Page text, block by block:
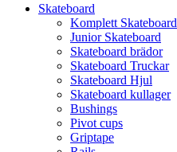
Skateboard
Komplett Skateboard
Junior Skateboard
Skateboard brädor
Skateboard Truckar
Skateboard Hjul
Skateboard kullager
Bushings
Pivot cups
Griptape